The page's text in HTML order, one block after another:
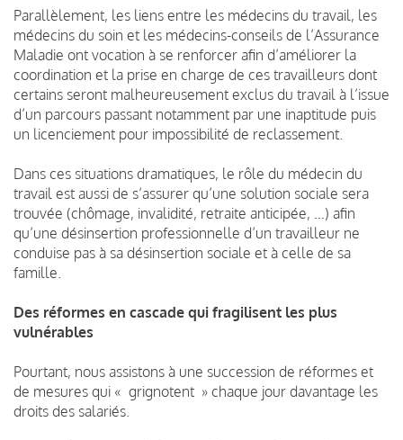
Parallèlement, les liens entre les médecins du travail, les
médecins du soin et les médecins-conseils de l’Assurance
Maladie ont vocation à se renforcer afin d’améliorer la
coordination et la prise en charge de ces travailleurs dont
certains seront malheureusement exclus du travail à l’issue
d’un parcours passant notamment par une inaptitude puis
un licenciement pour impossibilité de reclassement.
Dans ces situations dramatiques, le rôle du médecin du
travail est aussi de s’assurer qu’une solution sociale sera
trouvée (chômage, invalidité, retraite anticipée, …) afin
qu’une désinsertion professionnelle d’un travailleur ne
conduise pas à sa désinsertion sociale et à celle de sa
famille.
Des réformes en cascade qui fragilisent les plus
vulnérables
Pourtant, nous assistons à une succession de réformes et
de mesures qui « grignotent » chaque jour davantage les
droits des salariés.